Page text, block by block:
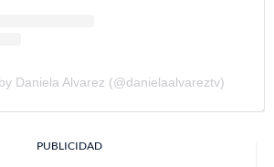
Daniela Alvarez (@danielaalvareztv)
PUBLICIDAD